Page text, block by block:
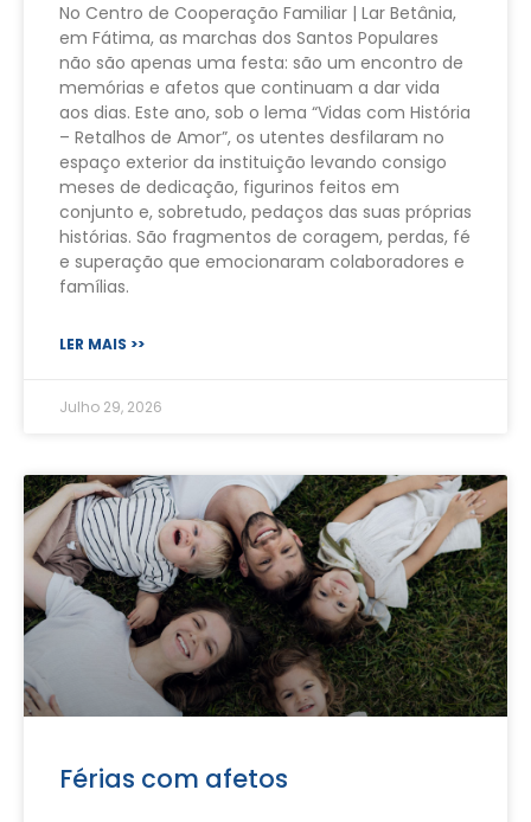
No Centro de Cooperação Familiar | Lar Betânia,
em Fátima, as marchas dos Santos Populares
não são apenas uma festa: são um encontro de
memórias e afetos que continuam a dar vida
aos dias. Este ano, sob o lema “Vidas com História
– Retalhos de Amor”, os utentes desfilaram no
espaço exterior da instituição levando consigo
meses de dedicação, figurinos feitos em
conjunto e, sobretudo, pedaços das suas próprias
histórias. São fragmentos de coragem, perdas, fé
e superação que emocionaram colaboradores e
famílias.
LER MAIS >>
Julho 29, 2026
Férias com afetos